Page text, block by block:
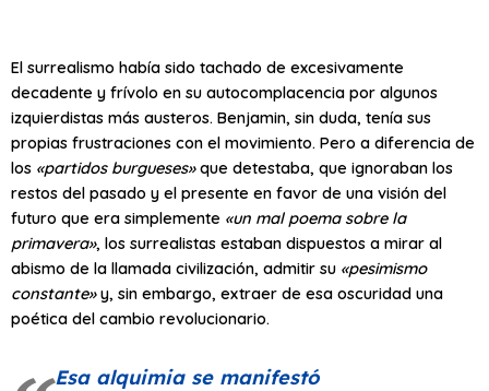
El surrealismo había sido tachado de excesivamente
decadente y frívolo en su autocomplacencia por algunos
izquierdistas más austeros. Benjamin, sin duda, tenía sus
propias frustraciones con el movimiento. Pero a diferencia de
los «partidos burgueses»que detestaba, que ignoraban los
restos del pasado y el presente en favor de una visión del
futuro que era simplemente «un mal poema sobre la
primavera», los surrealistas estaban dispuestos a mirar al
abismo de la llamada civilización, admitir su «pesimismo
constante»y, sin embargo, extraer de esa oscuridad una
poética del cambio revolucionario.
Esa alquimia se manifestó